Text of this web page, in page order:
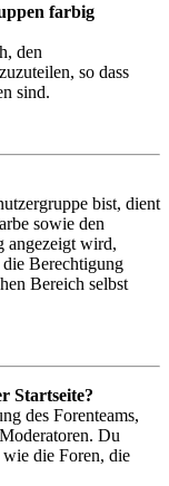
farbig
den
so dass
sind.
bist, dient
sowie den
angezeigt wird,
Berechtigung
Bereich selbst
Startseite?
des Forenteams,
Du
die Foren, die